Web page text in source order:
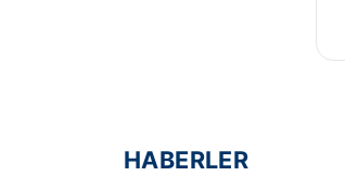
HABERLER